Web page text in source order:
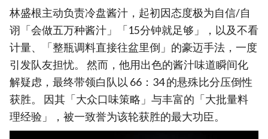
林盛根主动负责冷盘酱汁，起初因态度极为自信/自
诩「会做五万种酱汁」「15分钟就足够」，以及不看
计量、「整瓶调料直接往盆里倒」的豪迈手法，一度
引发队友担忧。 然而，他用出色的酱汁味道瞬间化
解疑虑，最终带领白队以 66：34 的悬殊比分压倒性
获胜。 因其「大众口味策略」与丰富的「大批量料
理经验」，被一致誉为该轮获胜的最大功臣。